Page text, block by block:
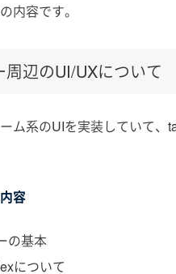
内容です。
周辺のUI/UXについて
ム系のUIを実装していて
容
の基本
について